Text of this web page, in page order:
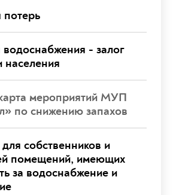
- залог
населения
мероприятий МУП
по снижению запахов
собственников и
помещений, имеющих
за водоснабжение и